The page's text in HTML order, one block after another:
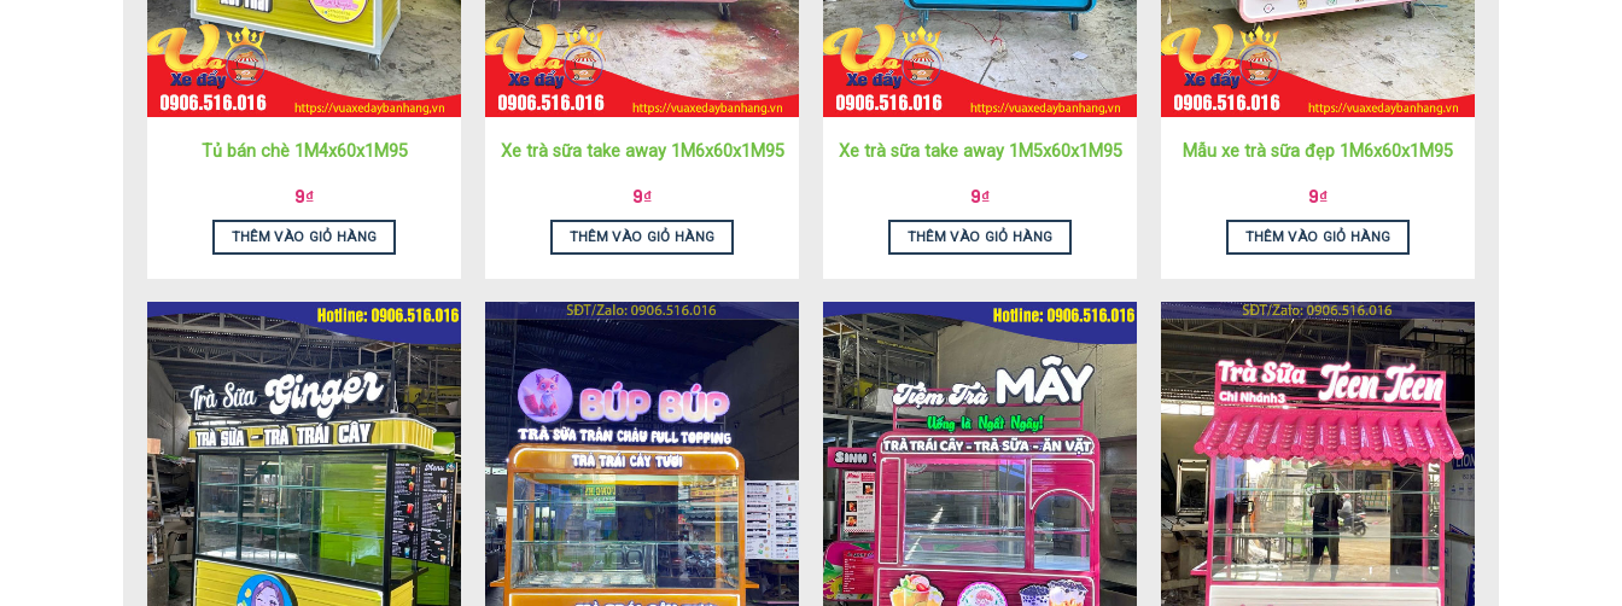
Tủ bán chè 1M4x60x1M95
9₫
THÊM VÀO GIỎ HÀNG
Xe trà sữa take away 1M6x60x1M95
9₫
THÊM VÀO GIỎ HÀNG
Xe trà sữa take away 1M5x60x1M95
9₫
THÊM VÀO GIỎ HÀNG
Mẫu xe trà sữa đẹp 1M6x60x1M95
9₫
THÊM VÀO GIỎ HÀNG